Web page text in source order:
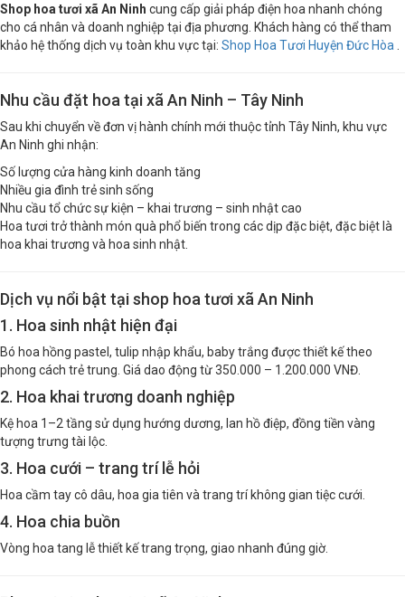
Shop hoa tươi xã An Ninh cung cấp giải pháp điện hoa nhanh chóng
cho cá nhân và doanh nghiệp tại địa phương. Khách hàng có thể tham
khảo hệ thống dịch vụ toàn khu vực tại: Shop Hoa Tươi Huyện Đức Hòa
Nhu cầu đặt hoa tại xã An Ninh – Tây Ninh
Sau khi chuyển về đơn vị hành chính mới thuộc tỉnh Tây Ninh, khu vực
An Ninh ghi nhận:
Số lượng cửa hàng kinh doanh tăng
Nhiều gia đình trẻ sinh sống
Nhu cầu tổ chức sự kiện – khai trương – sinh nhật cao
Hoa tươi trở thành món quà phổ biến trong các dịp đặc biệt, đặc biệt là
hoa khai trương và hoa sinh nhật.
Dịch vụ nổi bật tại shop hoa tươi xã An Ninh
1. Hoa sinh nhật hiện đại
Bó hoa hồng pastel, tulip nhập khẩu, baby trắng được thiết kế theo
phong cách trẻ trung. Giá dao động từ 350.000 – 1.200.000 VNĐ.
2. Hoa khai trương doanh nghiệp
Kệ hoa 1–2 tầng sử dụng hướng dương, lan hồ điệp, đồng tiền vàng
tượng trưng tài lộc.
3. Hoa cưới – trang trí lễ hỏi
Hoa cầm tay cô dâu, hoa gia tiên và trang trí không gian tiệc cưới.
4. Hoa chia buồn
Vòng hoa tang lễ thiết kế trang trọng, giao nhanh đúng giờ.